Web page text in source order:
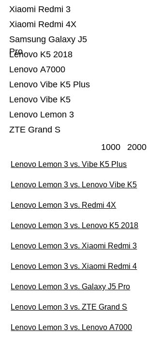
ZTE Grand S
Lenovo Lemon 3
Lenovo Vibe K5
Lenovo Vibe K5 Plus
Lenovo A7000
Lenovo K5 2018
Samsung Galaxy J5
Pro
Xiaomi Redmi 4X
Xiaomi Redmi 3
1000 2000
Lenovo Lemon 3 vs. Vibe K5 Plus
Lenovo Lemon 3 vs. Lenovo Vibe K5
Lenovo Lemon 3 vs. Redmi 4X
Lenovo Lemon 3 vs. Lenovo K5 2018
Lenovo Lemon 3 vs. Xiaomi Redmi 3
Lenovo Lemon 3 vs. Xiaomi Redmi 4
Lenovo Lemon 3 vs. Galaxy J5 Pro
Lenovo Lemon 3 vs. ZTE Grand S
Lenovo Lemon 3 vs. Lenovo A7000